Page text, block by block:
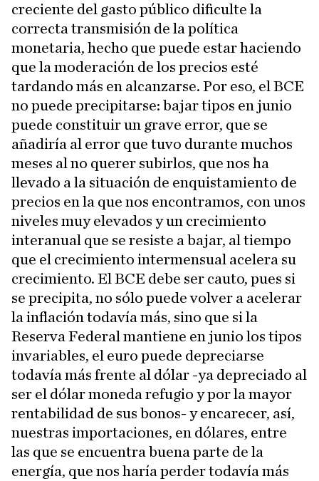
creciente del gasto público dificulte la
correcta transmisión de la política
monetaria, hecho que puede estar haciendo
que la moderación de los precios esté
tardando más en alcanzarse. Por eso, el BCE
no puede precipitarse: bajar tipos en junio
puede constituir un grave error, que se
añadiría al error que tuvo durante muchos
meses al no querer subirlos, que nos ha
llevado a la situación de enquistamiento de
precios en la que nos encontramos, con unos
niveles muy elevados y un crecimiento
interanual que se resiste a bajar, al tiempo
que el crecimiento intermensual acelera su
crecimiento. El BCE debe ser cauto, pues si
se precipita, no sólo puede volver a acelerar
la inflación todavía más, sino que si la
Reserva Federal mantiene en junio los tipos
invariables, el euro puede depreciarse
todavía más frente al dólar -ya depreciado al
ser el dólar moneda refugio y por la mayor
rentabilidad de sus bonos- y encarecer, así,
nuestras importaciones, en dólares, entre
las que se encuentra buena parte de la
energía, que nos haría perder todavía más